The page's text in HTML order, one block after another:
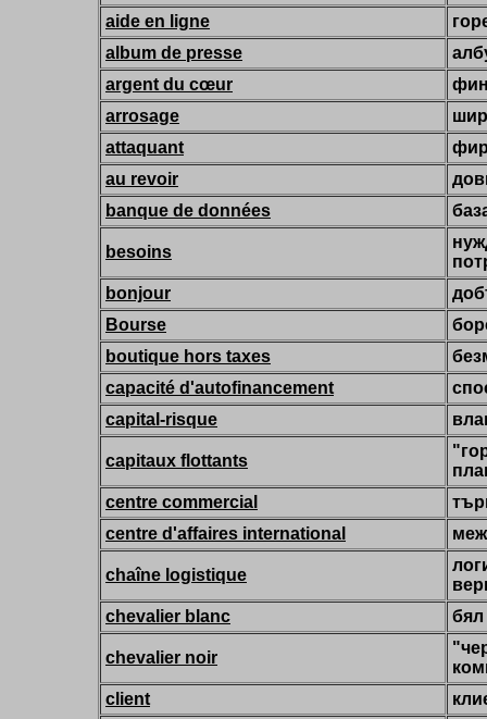
aide en ligne
album de presse
argent du cœur
arrosage
attaquant
au revoir
banque de données
besoins
bonjour
Bourse
boutique hors taxes
capacité d'autofinancement
capital-risque
capitaux flottants
centre commercial
centre d'affaires international
chaîne logistique
chevalier blanc
chevalier noir
client